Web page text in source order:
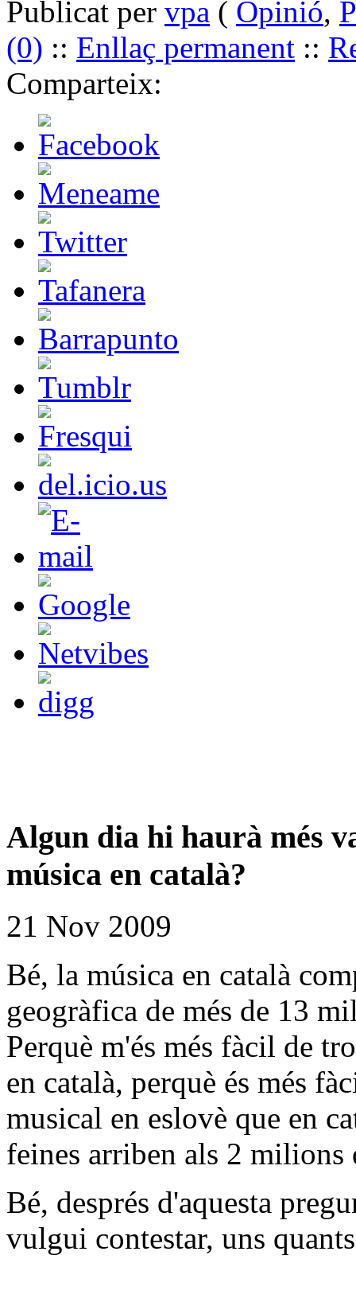
Publicat per vpa ( Opinió,
(0) :: Enllaç permanent ::
Comparteix:
Algun dia hi haurà més
música en català?
21 Nov 2009
Bé, la música en català
geogràfica de més de 13
Perquè m'és més fàcil de
en català, perquè és més
musical en eslovè que en
feines arriben als 2 milions
Bé, després d'aquesta
vulgui contestar, uns